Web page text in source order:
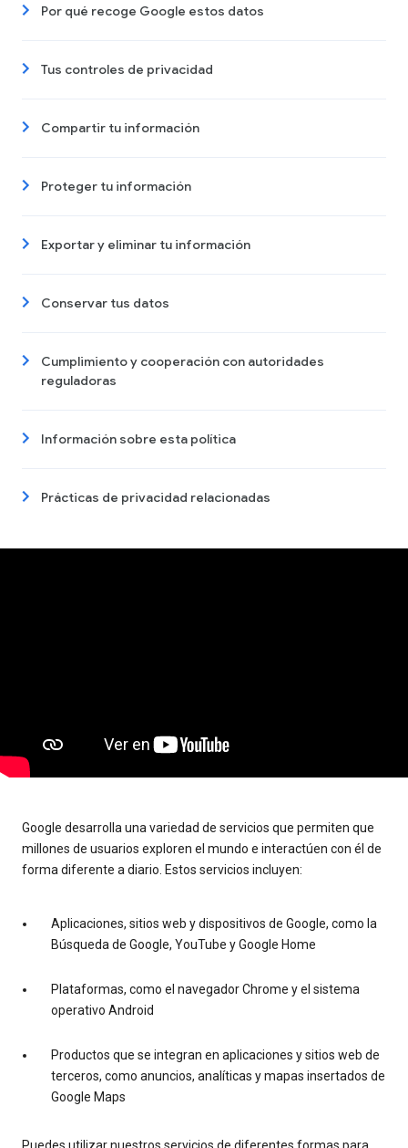
Por qué recoge Google estos datos
Tus controles de privacidad
Compartir tu información
Proteger tu información
Exportar y eliminar tu información
Conservar tus datos
Cumplimiento y cooperación con autoridades
reguladoras
Información sobre esta política
Prácticas de privacidad relacionadas
Google desarrolla una variedad de servicios que permiten que
millones de usuarios exploren el mundo e interactúen con él de
forma diferente a diario. Estos servicios incluyen:
Aplicaciones, sitios web y dispositivos de Google, como la
Búsqueda de Google, YouTube y Google Home
Plataformas, como el navegador Chrome y el sistema
operativo Android
Productos que se integran en aplicaciones y sitios web de
terceros, como anuncios, analíticas y mapas insertados de
Google Maps
Puedes utilizar nuestros servicios de diferentes formas para